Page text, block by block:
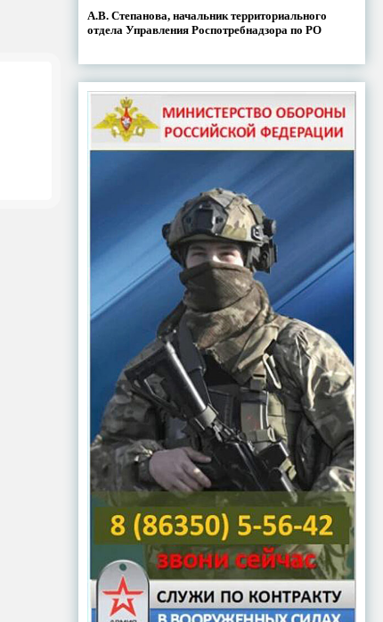
А.В. Степанова, начальник территориального
отдела Управления Роспотребнадзора по РО